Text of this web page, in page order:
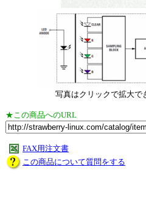
写真はクリックで拡大で
★この商品へのURL
FAX用注文書
この商品について質問をする